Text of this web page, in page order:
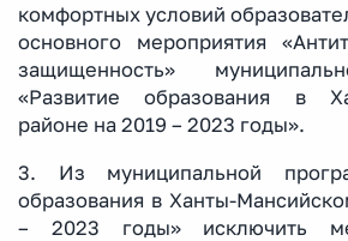
комфортных условий
основного мероприятия
защищенность»
«Развитие образования в
районе на 2019 – 2023 годы».
3. Из муниципальной
образования в Ханты-
– 2023 годы» исключить